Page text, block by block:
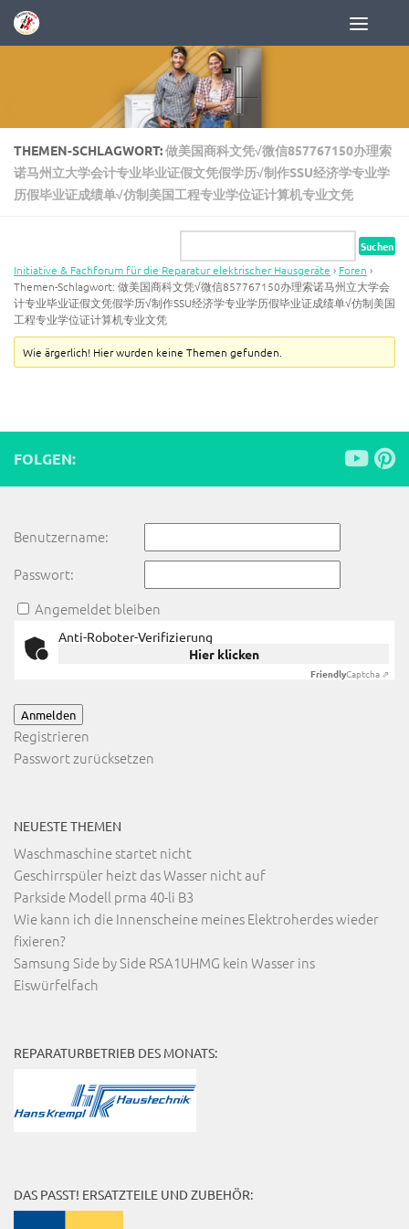
Zum Inhalt springen
THEMEN-SCHLAGWORT:做美国商科文凭√微信857767150办理索
诺马州立大学会计专业毕业证假文凭假学历√制作SSU经济学专业学
历假毕业证成绩单√仿制美国工程专业学位证计算机专业文凭
Initiative & Fachforum für die Reparatur elektrischer Hausgeräte › Foren ›
Themen-Schlagwort: 做美国商科文凭√微信857767150办理索诺马州立大学会
计专业毕业证假文凭假学历√制作SSU经济学专业学历假毕业证成绩单√仿制美国
工程专业学位证计算机专业文凭
Wie ärgerlich! Hier wurden keine Themen gefunden.
FOLGEN:
Benutzername:
Passwort:
Angemeldet bleiben
Anti-Roboter-Verifizierung
Hier klicken
FriendlyCaptcha ⇗
Anmelden
Registrieren
Passwort zurücksetzen
NEUESTE THEMEN
Waschmaschine startet nicht
Geschirrspüler heizt das Wasser nicht auf
Parkside Modell prma 40-li B3
Wie kann ich die Innenscheine meines Elektroherdes wieder
fixieren?
Samsung Side by Side RSA1UHMG kein Wasser ins
Eiswürfelfach
REPARATURBETRIEB DES MONATS:
DAS PASST! ERSATZTEILE UND ZUBEHÖR: